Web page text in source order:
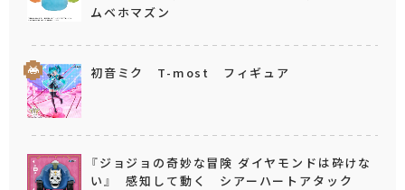
ムベホマズン
初音ミク T-most フィギュア
『ジョジョの奇妙な冒険 ダイヤモンドは砕けな
い』 感知して動く シアーハートアタック